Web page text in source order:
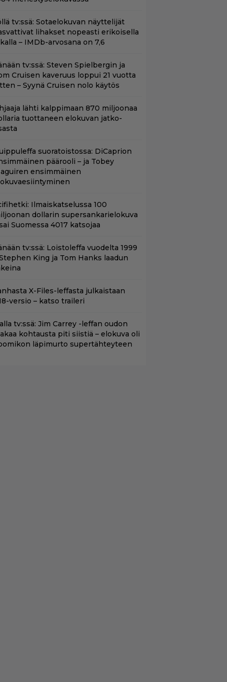
tv:ssä: Sotaelokuvan näyttelijät
lihakset nopeasti erikoisella
– IMDb-arvosana on 7,6
tv:ssä: Steven Spielbergin ja
Cruisen kaveruus loppui 21 vuotta
– Syynä Cruisen nolo käytös
lähti kalppimaan 870 miljoonaa
tuottaneen elokuvan jatko-
suoratoistossa: DiCaprion
päärooli – ja Tobey
ensimmäinen
Ilmaiskatselussa 100
dollarin supersankarielokuva
Suomessa 4017 katsojaa
tv:ssä: Loistoleffa vuodelta 1999
King ja Tom Hanks laadun
X-Files-leffasta julkaistaan
versio – katso traileri
tv:ssä: Jim Carrey -leffan oudon
kohtausta piti siistiä – elokuva oli
läpimurto supertähteyteen